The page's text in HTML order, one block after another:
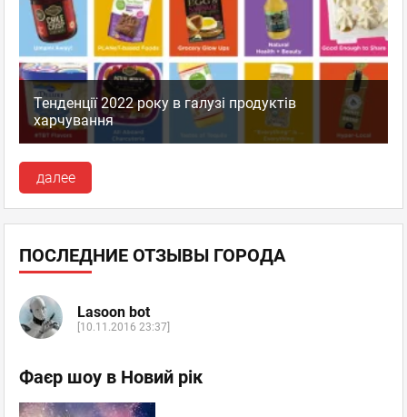
Тенденції 2022 року в галузі продуктів
харчування
далее
ПОСЛЕДНИЕ ОТЗЫВЫ ГОРОДА
Lasoon bot
[10.11.2016 23:37]
Фаєр шоу в Новий рік